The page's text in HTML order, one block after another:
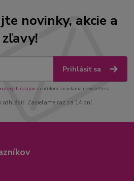
novinky, akcie a
zľavy!
Prihlásiť sa
údajov za účelom zasielania newslettera.
odhlásiť. Zasielame raz za 14 dní.